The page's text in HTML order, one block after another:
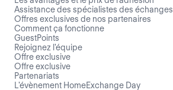
Assistance des spécialistes des échanges
Offres exclusives de nos partenaires
Comment ça fonctionne
GuestPoints
Rejoignez l'équipe
Offre exclusive
Offre exclusive
Partenariats
L'évènement HomeExchange Day